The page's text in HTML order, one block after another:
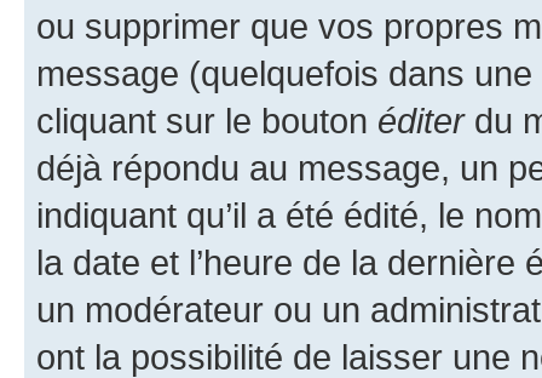
ou supprimer que vos propres
message (quelquefois dans
cliquant sur le bouton éditerdu
déjà répondu au message, un
indiquant qu’il a été édité, le
la date et l’heure de la dernière
un modérateur ou un
ont la possibilité de laisser une